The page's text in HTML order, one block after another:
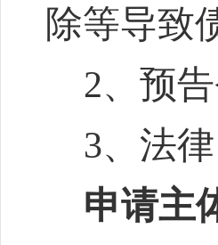
除等导致
2、预
3、法
申请主